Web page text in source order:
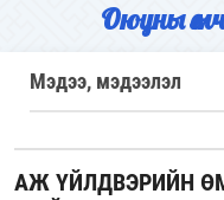
Оюуны
Мэдээ, мэдээлэл
АЖ ҮЙЛДВЭРИЙН